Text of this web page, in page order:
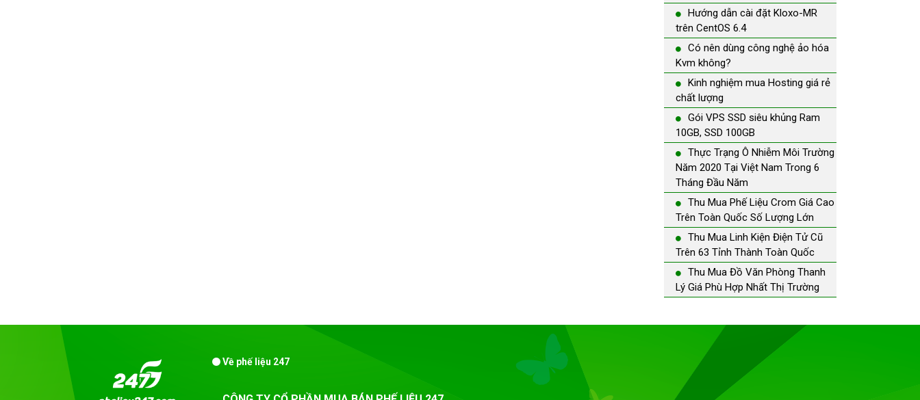
Hướng dẫn cài đặt Kloxo-MR
trên CentOS 6.4
Có nên dùng công nghệ ảo hóa
Kvm không?
Kinh nghiệm mua Hosting giá rẻ
chất lượng
Gói VPS SSD siêu khủng Ram
10GB, SSD 100GB
Thực Trạng Ô Nhiễm Môi Trường
Năm 2020 Tại Việt Nam Trong 6
Tháng Đầu Năm
Thu Mua Phế Liệu Crom Giá Cao
Trên Toàn Quốc Số Lượng Lớn
Thu Mua Linh Kiện Điện Tử Cũ
Trên 63 Tỉnh Thành Toàn Quốc
Thu Mua Đồ Văn Phòng Thanh
Lý Giá Phù Hợp Nhất Thị Trường
Về phế liệu 247